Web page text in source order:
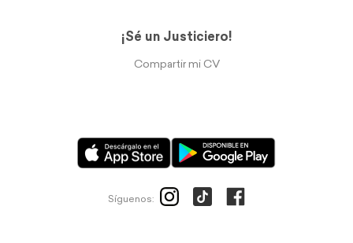
¡Sé un Justiciero!
Compartir mi CV
Síguenos: